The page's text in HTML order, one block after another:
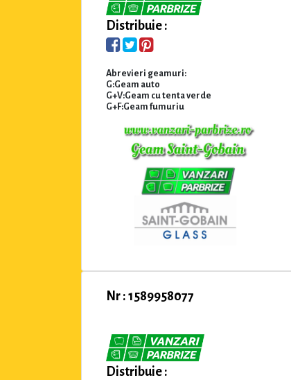
Distribuie :
Abrevieri geamuri:
G:Geam auto
G+V:Geam cu tenta verde
G+F:Geam fumuriu
Nr : 1589958077
Distribuie :